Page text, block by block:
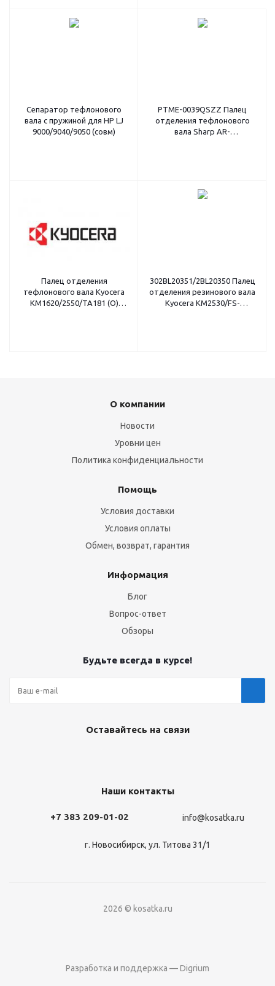
Сепаратор тефлонового
вала с пружиной для HP LJ
9000/9040/9050 (совм)
PTME-0039QSZZ Палец
отделения тефлонового
вала Sharp AR-
Палец отделения
тефлонового вала Kyocera
KM1620/2550/TA181 (O)
302BL20351/2BL20350 Палец
отделения резинового вала
Kyocera KM2530/FS-
О компании
Новости
Уровни цен
Политика конфиденциальности
Помощь
Условия доставки
Условия оплаты
Обмен, возврат, гарантия
Информация
Блог
Вопрос-ответ
Обзоры
Будьте всегда в курсе!
Оставайтесь на связи
Наши контакты
+7 383 209-01-02 info@kosatka.ru
г. Новосибирск, ул. Титова 31/1
2026 © kosatka.ru
Разработка и поддержка — Digrium